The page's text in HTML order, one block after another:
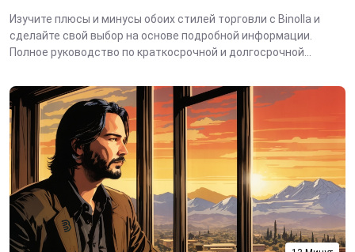
Изучите плюсы и минусы обоих стилей торговли с Binolla и
сделайте свой выбор на основе подробной информации.
Полное руководство по краткосрочной и долгосрочной...